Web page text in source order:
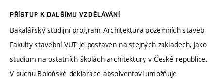
PŘÍSTUP K DALŠÍMU VZDĚLÁVÁNÍ
Bakalářský studijní program Architektura pozemních staveb
Fakulty stavební VUT je postaven na stejných základech, jako
studium na ostatních školách architektury v České republice.
V duchu Boloňské deklarace absolventovi umožňuje